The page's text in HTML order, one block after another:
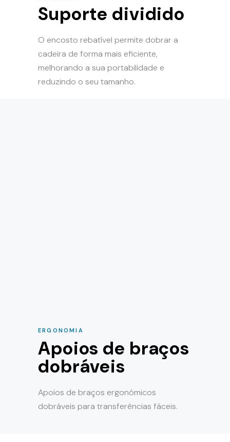
Suporte dividido
O encosto rebatível permite dobrar a
cadeira de forma mais eficiente,
melhorando a sua portabilidade e
reduzindo o seu tamanho.
ERGONOMIA
Apoios de braços
dobráveis
Apoios de braços ergonómicos
dobráveis para transferências fáceis.